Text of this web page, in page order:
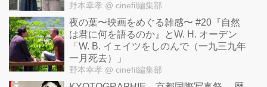
野本幸孝 @ cinefil編集部
夜の葉〜映画をめぐる雑感〜 #20『自然
は君に何を語るのか』とW. H. オーデン
「W. B. イェイツをしのんで（一九三九年
一月死去）」
野本幸孝 @ cinefil編集部